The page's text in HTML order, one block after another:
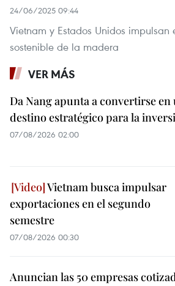
24/06/2025 09:44
Vietnam y Estados Unidos impulsan
sostenible de la madera
VER MÁS
Da Nang apunta a convertirse en
destino estratégico para la
07/08/2026 02:00
Vietnam busca impulsar
exportaciones en el segundo
semestre
07/08/2026 00:30
Anuncian las 50 empresas